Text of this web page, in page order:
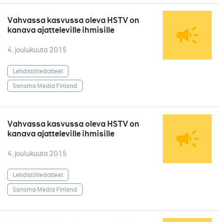
Vahvassa kasvussa oleva HSTV on
kanava ajatteleville ihmisille
4. joulukuuta 2015
Lehdistötiedotteet
Sanoma Media Finland
Vahvassa kasvussa oleva HSTV on
kanava ajatteleville ihmisille
4. joulukuuta 2015
Lehdistötiedotteet
Sanoma Media Finland